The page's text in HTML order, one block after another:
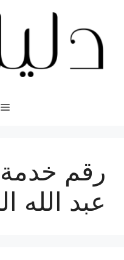
المحتوى
رقم
عبد الله